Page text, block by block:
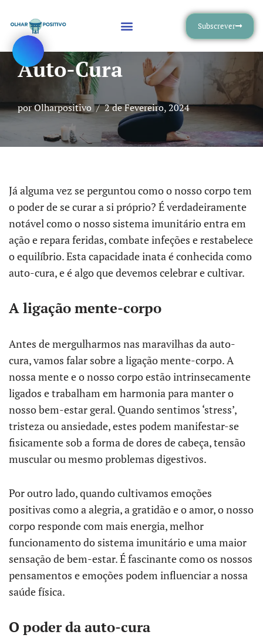
Avançar
para
Subscrever
O Incrível Poder Da
Auto-Cura
porOlharpositivo 2 de Fevereiro, 2024
Já alguma vez se perguntou como o nosso corpo tem
o poder de se curar a si próprio? É verdadeiramente
notável como o nosso sistema imunitário entra em
ação e repara feridas, combate infeções e restabelece
o equilíbrio. Esta capacidade inata é conhecida como
auto-cura, e é algo que devemos celebrar e cultivar.
A ligação mente-corpo
Antes de mergulharmos nas maravilhas da auto-
cura, vamos falar sobre a ligação mente-corpo. A
nossa mente e o nosso corpo estão intrinsecamente
ligados e trabalham em harmonia para manter o
nosso bem-estar geral. Quando sentimos ‘stress’,
tristeza ou ansiedade, estes podem manifestar-se
fisicamente sob a forma de dores de cabeça, tensão
muscular ou mesmo problemas digestivos.
Por outro lado, quando cultivamos emoções
positivas como a alegria, a gratidão e o amor, o nosso
corpo responde com mais energia, melhor
funcionamento do sistema imunitário e uma maior
sensação de bem-estar. É fascinante como os nossos
pensamentos e emoções podem influenciar a nossa
saúde física.
O poder da auto-cura